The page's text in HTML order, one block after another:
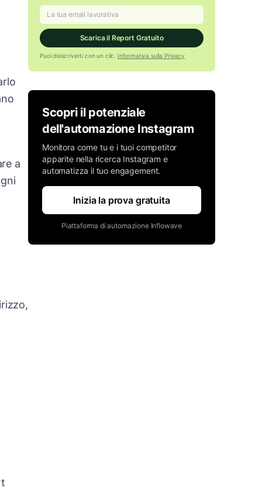
a
Scarica il Report Gratuito
Puoi disiscriverti con un clic. Informativa sulla Privacy
Scopri il potenziale
dell'automazione Instagram
Monitora come tu e i tuoi competitor
apparite nella ricerca Instagram e
automatizza il tuo engagement.
Inizia la prova gratuita
Piattaforma di automazione Inflowave